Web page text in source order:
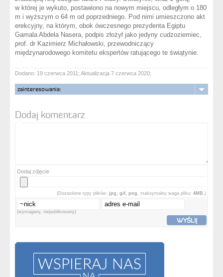
w której je wykuto, postawiono na nowym miejscu, odległym o 180
m i wyższym o 64 m od poprzedniego. Pod nimi umieszczono akt
erekcyjny, na którym, obok ówczesnego prezydenta Egiptu
Gamala Abdela Nasera, podpis złożył jako jedyny cudzoziemiec,
prof. dr Kazimierz Michałowski, przewodniczący
międzynarodowego komitetu ekspertów ratującego te świątynie.
Dodano: 19 czerwca 2011; Aktualizacja 7 czerwca 2020;
zainteresowania:
Dodaj komentarz
Dodaj zdjęcie
(Dozwolone typy plików: jpg, gif, png , maksymalny waga pliku: 4MB.)
(wymagany, niepublikowany)
WYŚLIJ